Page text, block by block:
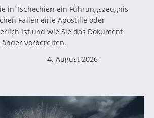
in Tschechien ein Führungszeugnis
Fällen eine Apostille oder
ist und wie Sie das Dokument
vorbereiten.
4. August 2026